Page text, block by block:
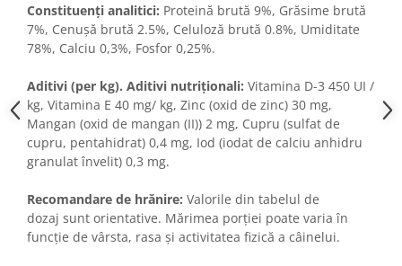
Constituenți analitici: Proteină ​​brută 9%, Grăsime brută
7%, Cenușă brută 2.5%, Celuloză brută 0.8%, Umiditate
78%, Calciu 0,3%, Fosfor 0,25%.
Aditivi (per kg). Aditivi nutriționali: Vitamina D-3 450 UI /
kg, Vitamina E 40 mg/ kg, Zinc (oxid de zinc) 30 mg,
Mangan (oxid de mangan (II)) 2 mg, Cupru (sulfat de
cupru, pentahidrat) 0,4 mg, Iod (iodat de calciu anhidru
granulat învelit) 0,3 mg.
Recomandare de hrănire: Valorile din tabelul de
dozaj sunt orientative. Mărimea porției poate varia în
funcție de vârsta, rasa și activitatea fizică a câinelui.